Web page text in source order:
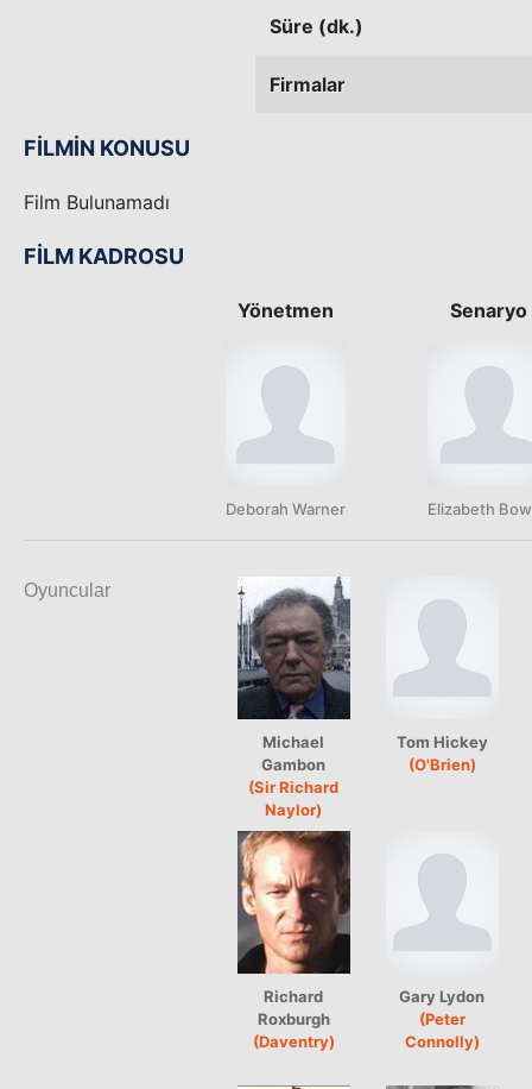
Süre (dk.)
Firmalar
FİLMİN KONUSU
Film Bulunamadı
FİLM KADROSU
Yönetmen
Deborah Warner
Senaryo
Elizabeth
Oyuncular
Michael
Gambon
(Sir Richard
Naylor)
Tom Hickey
(O'Brien)
Richard
Roxburgh
(Daventry)
Gary Lydon
(Peter
Connolly)